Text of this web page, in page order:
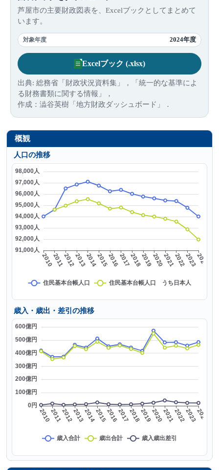
芦屋市の主要財政図表を、Excelブックとしてまとめて
います。
対象年度 2024年度
Excelブック (.xlsx)
出典: 総務省「財政状況資料集」，「統一的な基準によ
る財務書類に関する情報」，
作成：澁谷英樹「地方財政ダッシュボード」．
概観
人口の推移
歳入・歳出・差引の推移